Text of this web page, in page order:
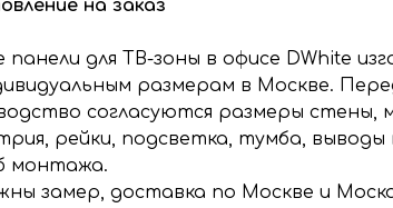
на заказ
панели для ТВ-зоны в офисе DWhite
размерам в Москве.
согласуются размеры стены,
рейки, подсветка, тумба, выводы
монтажа.
замер, доставка по Москве и